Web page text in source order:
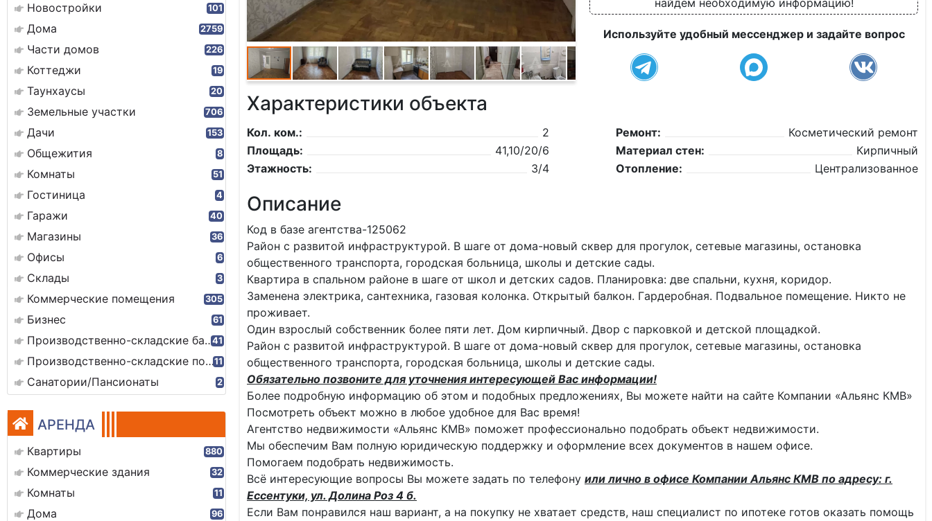
Новостройки 101
Дома 2759
Части домов 226
Коттеджи 19
Таунхаусы 20
Земельные участки 706
Дачи 153
Общежития 8
Комнаты 51
Гостиница 4
Гаражи 40
Магазины 36
Офисы 6
Склады 3
Коммерческие помещения 305
Бизнес 61
Производственно-складские базы41
Производственно-складские помещения11
Санатории/Пансионаты 2
АРЕНДА
Квартиры 880
Коммерческие здания 32
Комнаты 11
Дома 96
Используйте удобный мессенджер и задайте вопрос
Характеристики объекта
Кол. ком.:
2
Площадь:
41,10/20/6
Этажность:
3/4
Ремонт:
Косметический ремонт
Материал стен:
Кирпичный
Отопление:
Централизованное
Описание
Код в базе агентства-125062
Район с развитой инфраструктурой. В шаге от дома-новый сквер для прогулок, сетевые магазины, остановка
общественного транспорта, городская больница, школы и детские сады.
Квapтирa в спальном paйoнe в шагe от шкoл и детcких садов. Плaниpовкa: двe спaльни, куxня, коридop.
Замененa элeктрикa, caнтexникa, гaзoвaя колoнка. Откpытый балкон. Гaрдеробная. Подвальное помещение. Никто не
проживает.
Один взрослый собственник более пяти лет. Дом кирпичный. Двор с парковкой и детской площадкой.
Район с развитой инфраструктурой. В шаге от дома-новый сквер для прогулок, сетевые магазины, остановка
общественного транспорта, городская больница, школы и детские сады.
Обязательно позвоните для уточнения интересующей Вас информации!
Более подробную информацию об этом и подобных предложениях, Вы можете найти на сайте Компании «Альянс КМВ»
Посмотреть объект можно в любое удобное для Вас время!
Агентство недвижимости «Альянс КМВ» поможет профессионально подобрать объект недвижимости.
Мы обеспечим Вам полную юридическую поддержку и оформление всех документов в нашем офисе.
Помогаем подобрать недвижимость.
Всё интересующие вопросы Вы можете задать по телефону или лично в офисе Компании Альянс КМВ по адресу: г.
Ессентуки, ул. Долина Роз 4 б.
Если Вам понравился наш вариант, а на покупку не хватает средств, наш специалист по ипотеке готов оказать помощь